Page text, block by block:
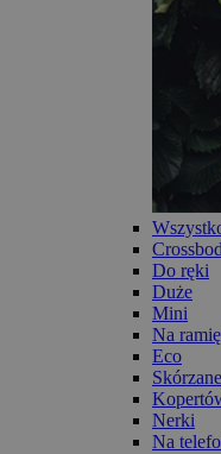
Do ręki
Duże
Mini
Na ramię
Eco
Skórzane
Nerki
Na